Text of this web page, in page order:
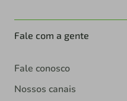
Fale com a gente
Fale conosco
Nossos canais